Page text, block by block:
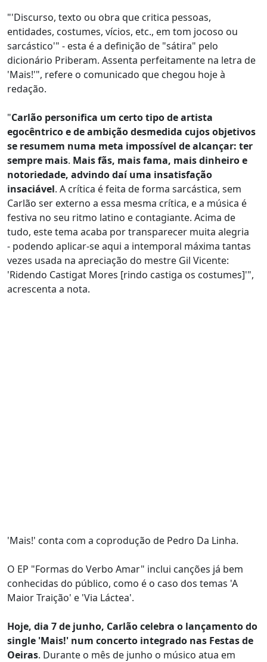
"'Discurso, texto ou obra que critica pessoas,
entidades, costumes, vícios, etc., em tom jocoso ou
sarcástico'" - esta é a definição de "sátira" pelo
dicionário Priberam. Assenta perfeitamente na letra de
'Mais!'", refere o comunicado que chegou hoje à
redação.
"Carlão personifica um certo tipo de artista
egocêntrico e de ambição desmedida cujos objetivos
se resumem numa meta impossível de alcançar: ter
sempre mais. Mais fãs, mais fama, mais dinheiro e
notoriedade, advindo daí uma insatisfação
insaciável. A crítica é feita de forma sarcástica, sem
Carlão ser externo a essa mesma crítica, e a música é
festiva no seu ritmo latino e contagiante. Acima de
tudo, este tema acaba por transparecer muita alegria
- podendo aplicar-se aqui a intemporal máxima tantas
vezes usada na apreciação do mestre Gil Vicente:
'Ridendo Castigat Mores [rindo castiga os costumes]'",
acrescenta a nota.
'Mais!' conta com a coprodução de Pedro Da Linha.
O EP "Formas do Verbo Amar" inclui canções já bem
conhecidas do público, como é o caso dos temas 'A
Maior Traição' e 'Via Láctea'.
Hoje, dia 7 de junho, Carlão celebra o lançamento do
single 'Mais!' num concerto integrado nas Festas de
Oeiras. Durante o mês de junho o músico atua em